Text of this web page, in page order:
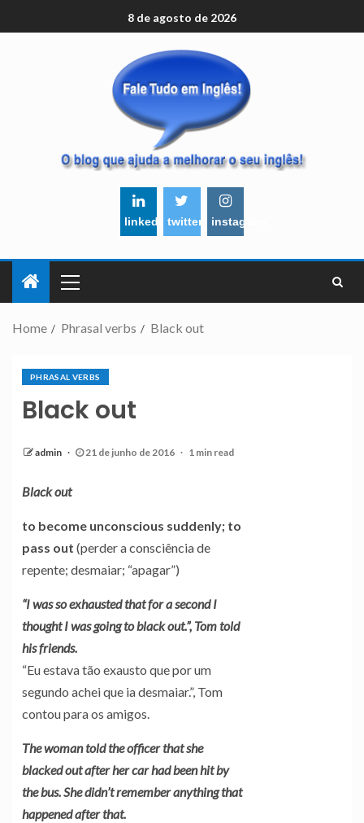
8 de agosto de 2026
linkedintwitter instagram
Home Phrasal verbs Black out
PHRASAL VERBS
Black out
admin 21 de junho de 2016 1 min read
Black out
to become unconscious suddenly; to
pass out (perder a consciência de
repente; desmaiar; “apagar”)
“I was so exhausted that for a second I
thought I was going to black out.”, Tom told
his friends.
“Eu estava tão exausto que por um
segundo achei que ia desmaiar.”, Tom
contou para os amigos.
The woman told the officer that she
blacked out after her car had been hit by
the bus. She didn’t remember anything that
happened after that.